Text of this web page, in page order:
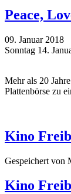
Peace,
09. Januar 2018
Sonntag 14.
Mehr als 20
Plattenbörse zu
Kino
Gespeichert von
Kino